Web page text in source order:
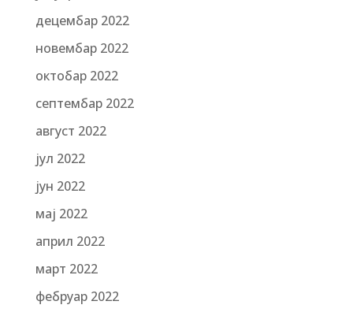
децембар 2022
новембар 2022
октобар 2022
септембар 2022
август 2022
јул 2022
јун 2022
мај 2022
април 2022
март 2022
фебруар 2022